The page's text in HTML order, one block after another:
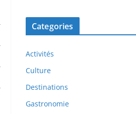
Categories
Activités
Culture
Destinations
Gastronomie